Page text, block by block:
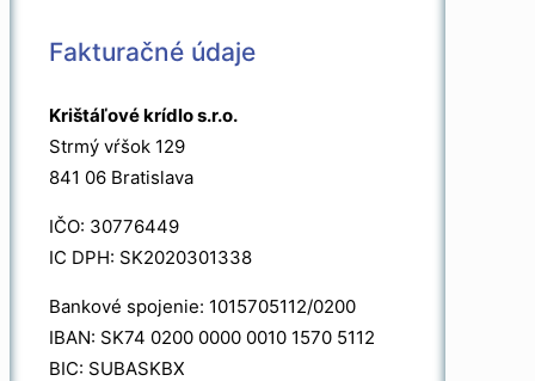
Fakturačné údaje
Krištáľové krídlo s.r.o.
Strmý vŕšok 129
841 06 Bratislava
IČO: 30776449
IC DPH: SK2020301338
Bankové spojenie: 1015705112/0200
IBAN: SK74 0200 0000 0010 1570 5112
BIC: SUBASKBX